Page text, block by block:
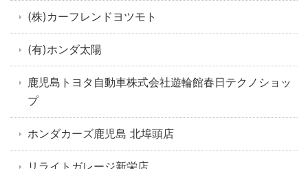
(株)カーフレンドヨツモト
(有)ホンダ太陽
鹿児島トヨタ自動車株式会社遊輪館春日テクノショッ
プ
ホンダカーズ鹿児島 北埠頭店